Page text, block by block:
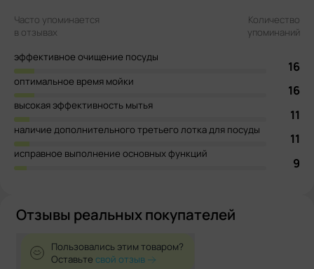
Часто упоминается
в отзывах
Количество
упоминаний
эффективное очищение посуды
16
оптимальное время мойки
16
высокая эффективность мытья
11
наличие дополнительного третьего лотка для посуды
11
исправное выполнение основных функций
9
Отзывы реальных покупателей
Пользовались этим товаром?
Оставьтесвой отзыв